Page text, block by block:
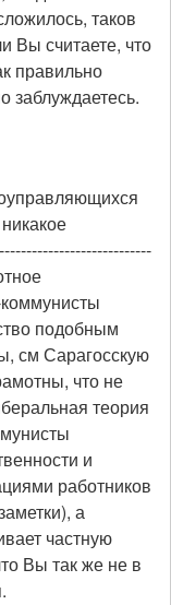
таков
Вы считаете, что
правильно
заблуждаетесь.
подобным
см Сарагосскую
что не
теория
и
работников
а
частную
Вы так же не в